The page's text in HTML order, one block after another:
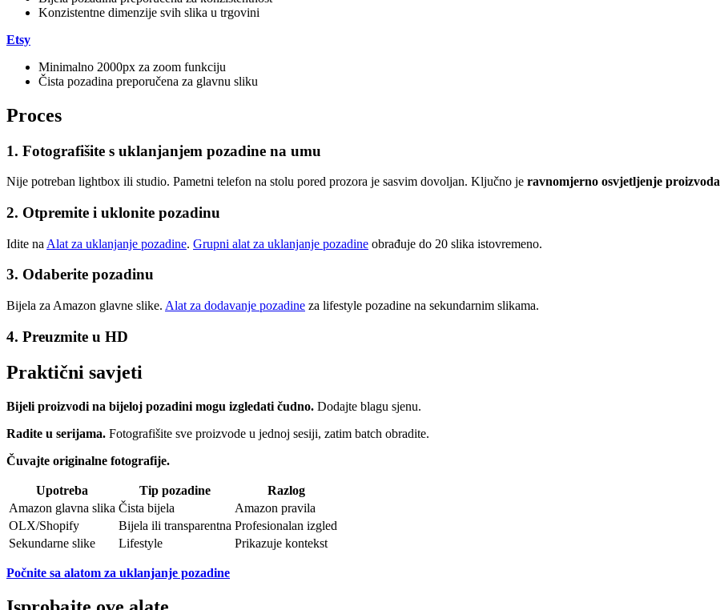
Konzistentne dimenzije svih slika u trgovini
Etsy
Minimalno 2000px za zoom funkciju
Čista pozadina preporučena za glavnu sliku
Proces
1. Fotografišite s uklanjanjem pozadine na umu
Nije potreban lightbox ili studio. Pametni telefon na stolu pored prozora je sasvim dovoljan. Ključno je ravnomjerno osvjetljenje proizvoda
2. Otpremite i uklonite pozadinu
Idite na Alat za uklanjanje pozadine. Grupni alat za uklanjanje pozadine obrađuje do 20 slika istovremeno.
3. Odaberite pozadinu
Bijela za Amazon glavne slike. Alat za dodavanje pozadine za lifestyle pozadine na sekundarnim slikama.
4. Preuzmite u HD
Praktični savjeti
Bijeli proizvodi na bijeloj pozadini mogu izgledati čudno. Dodajte blagu sjenu.
Radite u serijama. Fotografišite sve proizvode u jednoj sesiji, zatim batch obradite.
Čuvajte originalne fotografije.
Upotreba Tip pozadine
Razlog
Amazon glavna slika Čista bijela
Amazon pravila
OLX/Shopify
Bijela ili transparentna Profesionalan izgled
Sekundarne slike
Lifestyle Prikazuje kontekst
Počnite sa alatom za uklanjanje pozadine